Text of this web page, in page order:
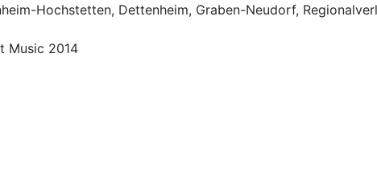
Hochstetten, Dettenheim, Graben-Neudorf,
Music 2014